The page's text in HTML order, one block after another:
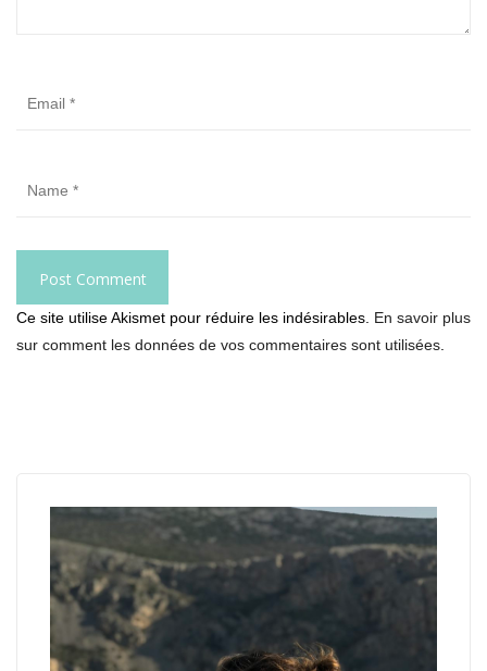
Ce site utilise Akismet pour réduire les indésirables. En savoir plus
sur comment les données de vos commentaires sont utilisées